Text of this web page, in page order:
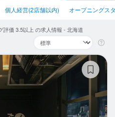
個人経営(2店舗以内) オープニングス
評価 3.5以上 の求人情報 - 北海道